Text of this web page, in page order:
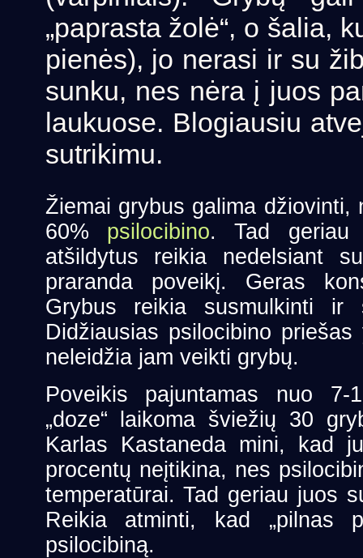
„paprasta žolė“, o šalia,
pienės), jo nerasi ir su
sunku, nes nėra į juos
laukuose. Blogiausiu
sutrikimu.
Žiemai grybus galima džiovinti,
60% psilocibino. Tad geriau
atšildytus reikia nedelsiant
praranda poveikį. Geras
Grybus reikia susmulkinti ir
Didžiausias psilocibino
neleidžia jam veikti grybų.
Poveikis pajuntamas nuo 7-
„doze“ laikoma šviežių 30
Karlas Kastaneda mini, kad
procentų neįtikina, nes
temperatūrai. Tad geriau juos
Reikia atminti, kad „pilnas
psilocibiną.